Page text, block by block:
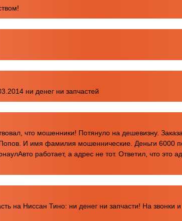
ни денег ни запчастей
что мошенники! Потянуло на дешевизну.
И имя фамилия мошеннические. Деньги 6000
работает, а адрес не тот. Ответил, что это
на Ниссан Тино: ни денег ни запчасти! На звонки